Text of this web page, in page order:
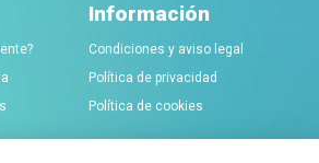
Información
Condiciones y aviso legal
Política de privacidad
Política de cookies